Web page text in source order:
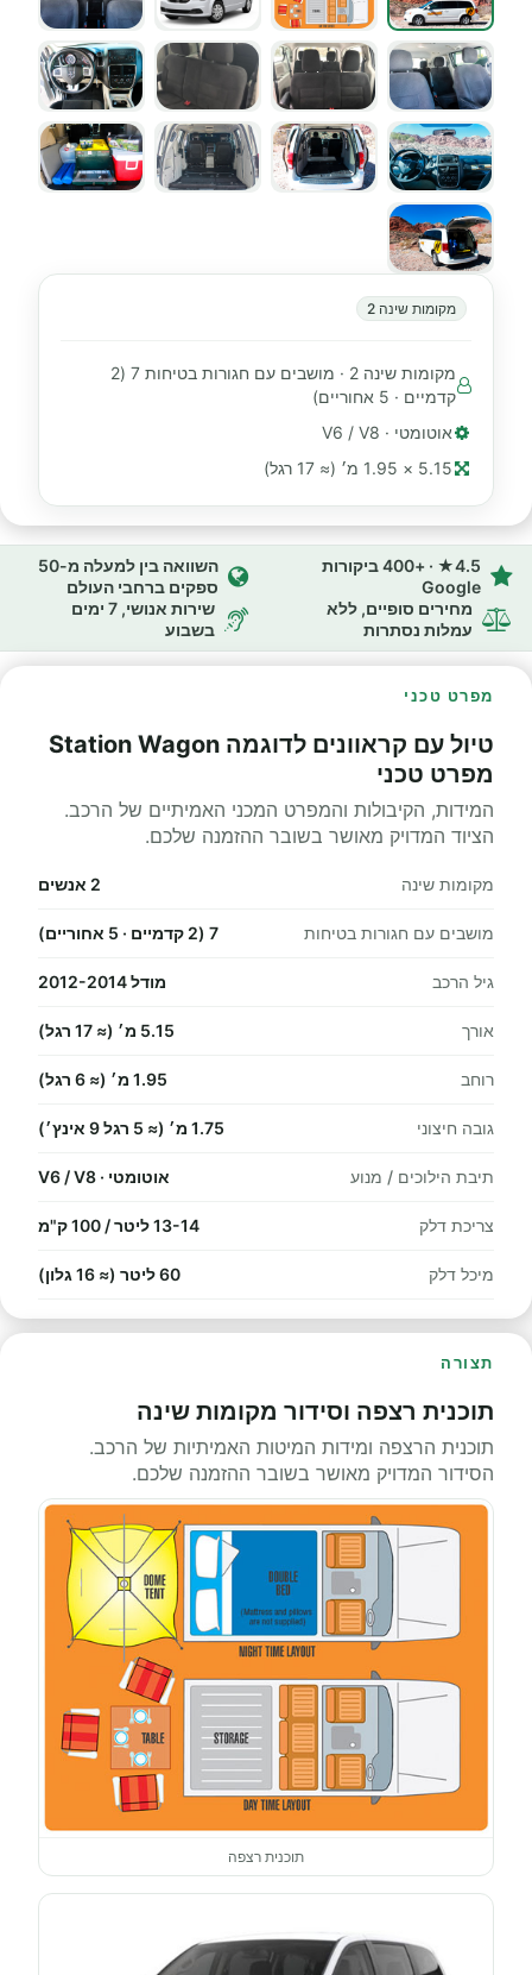
מקומות שינה 2
מקומות שינה 2 · מושבים עם חגורות בטיחות 7 (2
קדמיים · 5 אחוריים)
אוטומטי · V6 / V8
5.15 × 1.95 מ׳ (≈ 17 רגל)
4.5★ · +400 ביקורות
Google
השוואה בין למעלה מ-50
ספקים ברחבי העולם
מחירים סופיים, ללא
עמלות נסתרות
שירות אנושי, 7 ימים
בשבוע
מפרט טכני
טיול עם קראוונים לדוגמה Station Wagon
מפרט טכני
המידות, הקיבולות והמפרט המכני האמיתיים של הרכב.
הציוד המדויק מאושר בשובר ההזמנה שלכם.
מקומות שינה 2 אנשים
מושבים עם חגורות בטיחות 7 (2 קדמיים · 5 אחוריים)
גיל הרכב מודל 2012-2014
אורך 5.15 מ׳ (≈ 17 רגל)
רוחב 1.95 מ׳ (≈ 6 רגל)
גובה חיצוני 1.75 מ׳ (≈ 5 רגל 9 אינץ׳)
תיבת הילוכים / מנוע אוטומטי · V6 / V8
צריכת דלק 13-14 ליטר / 100 ק"מ
מיכל דלק 60 ליטר (≈ 16 גלון)
תצורה
תוכנית רצפה וסידור מקומות שינה
תוכנית הרצפה ומידות המיטות האמיתיות של הרכב.
הסידור המדויק מאושר בשובר ההזמנה שלכם.
תוכנית רצפה